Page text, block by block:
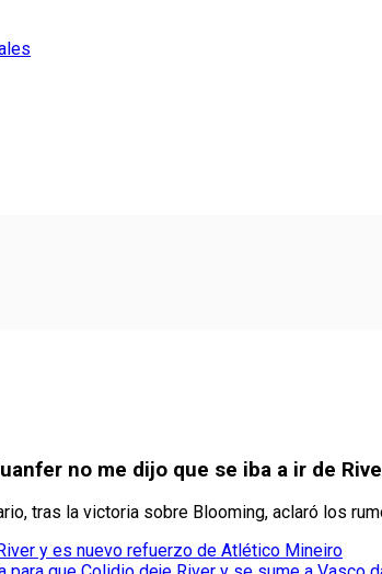
no me dijo que se iba a ir de
tras la victoria sobre Blooming, aclaró los
y es nuevo refuerzo de Atlético Mineiro